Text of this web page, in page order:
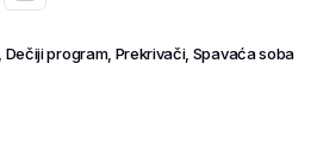
Dečiji program, Prekrivači, Spavaća soba